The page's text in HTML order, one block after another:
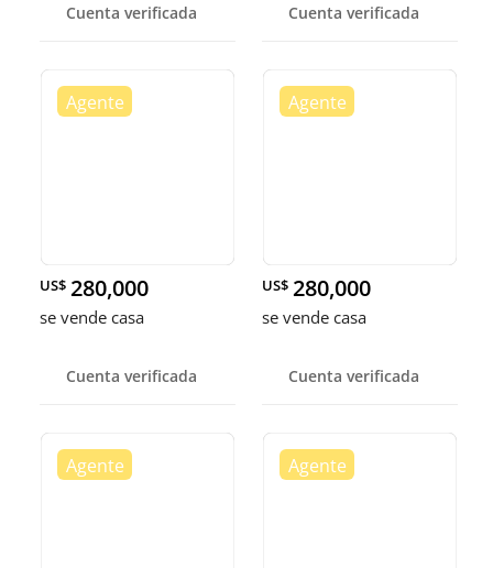
Cuenta verificada Cuenta verificada
US$ 280,000
se vende casa
Cuenta verificada
US$ 280,000
se vende casa
Cuenta verificada